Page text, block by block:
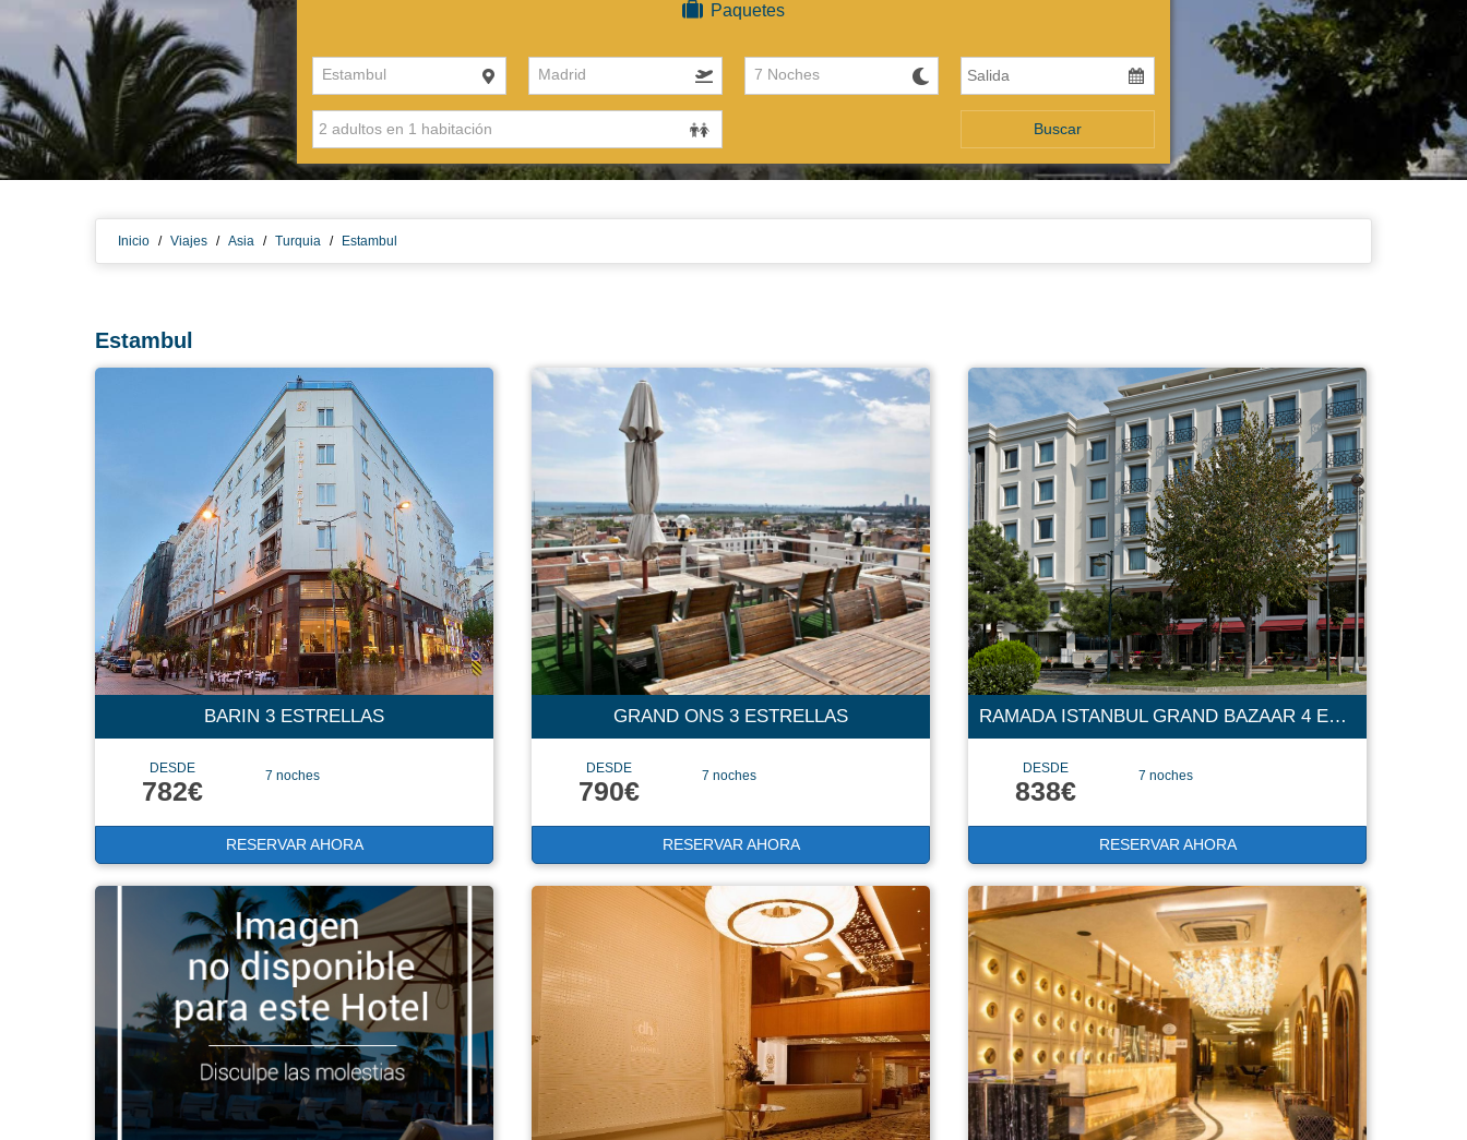
Paquetes
Estambul Madrid 7 Noches
Buscar
Inicio / Viajes / Asia / Turquia / Estambul
Estambul
BARIN 3 ESTRELLAS
DESDE
782€ 7 noches
RESERVAR AHORA
GRAND ONS 3 ESTRELLAS
DESDE
790€ 7 noches
RESERVAR AHORA
RAMADA ISTANBUL GRAND BAZAAR 4 ESTRELLAS
DESDE
838€ 7 noches
RESERVAR AHORA